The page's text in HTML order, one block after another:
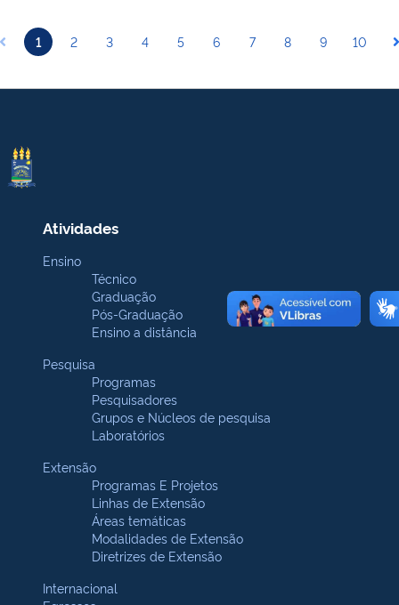
1 2 3 4 5 6 7 8 9 10
Atividades
Ensino
Técnico
Graduação
Pós-Graduação
Ensino a distância
Pesquisa
Programas
Pesquisadores
Grupos e Núcleos de pesquisa
Laboratórios
Extensão
Programas E Projetos
Linhas de Extensão
Áreas temáticas
Modalidades de Extensão
Diretrizes de Extensão
Internacional